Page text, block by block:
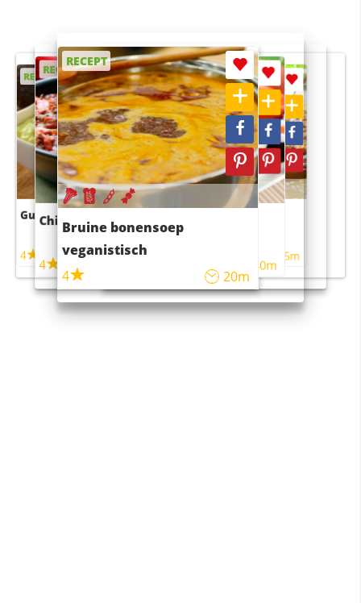
RECEPT
Guacamole
4
RECEPT
Chili con carne
4
RECEPT
Bruine bonensoep
veganistisch
4
20m
RECEPT
Sushi rijstsalade
maaltijdsalade
40m
RECEPT
4 55m